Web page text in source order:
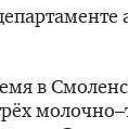
в